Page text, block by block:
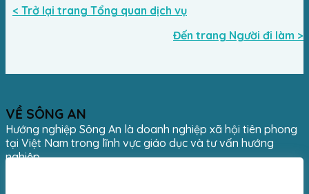
< Trở lại trang Tổng quan dịch vụ
Đến trang Người đi làm >
VỀ SÔNG AN
Hướng nghiệp Sông An là doanh nghiệp xã hội tiên phong
tại Việt Nam trong lĩnh vực giáo dục và tư vấn hướng
nghiệp.